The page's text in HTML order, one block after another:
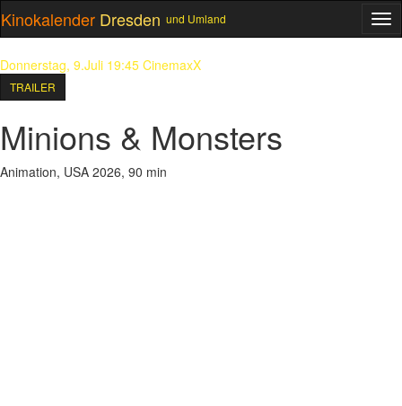
Kinokalender Dresden und Umland
Donnerstag, 9.Juli 19:45 CinemaxX
TRAILER
Minions & Monsters
Animation, USA 2026, 90 min